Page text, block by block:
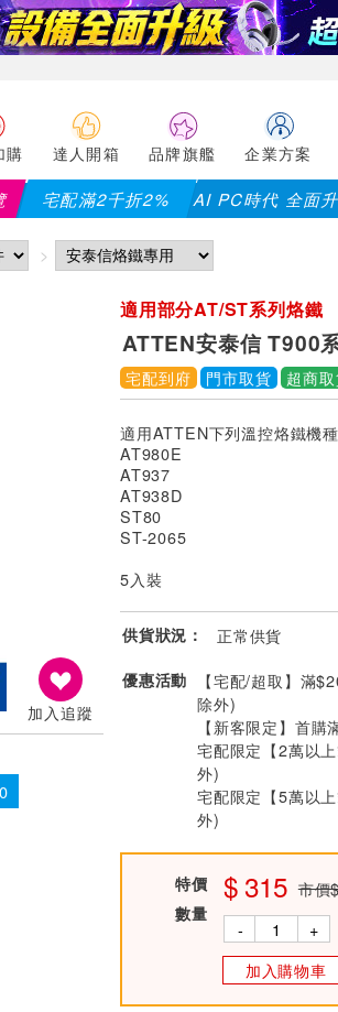
購 達人開箱 品牌旗艦 企業方案
宅配滿2千折2% AI PC時代 全面
【PX大通】全館
加入追蹤
適用部分AT/ST系列烙鐵
ATTEN安泰信 T900
宅配到府 門市取貨 超商
適用ATTEN下列溫控烙鐵機種
AT980E
AT937
AT938D
ST80
ST-2065
5入裝
供貨狀況： 正常供貨
優惠活動
【宅配/超取】滿
除外)
【新客限定】首
宅配限定【2萬以
外)
宅配限定【5萬以
外)
特價 315 市價
數量
- +
加入購物車